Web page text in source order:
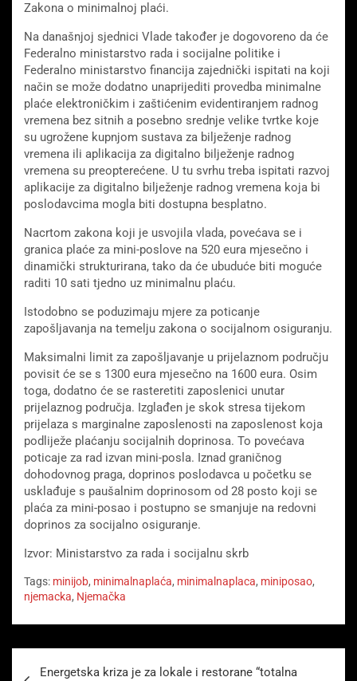
Zakona o minimalnoj plaći.
Na današnjoj sjednici Vlade također je dogovoreno da će
Federalno ministarstvo rada i socijalne politike i
Federalno ministarstvo financija zajednički ispitati na koji
način se može dodatno unaprijediti provedba minimalne
plaće elektroničkim i zaštićenim evidentiranjem radnog
vremena bez sitnih a posebno srednje velike tvrtke koje
su ugrožene kupnjom sustava za bilježenje radnog
vremena ili aplikacija za digitalno bilježenje radnog
vremena su preopterećene. U tu svrhu treba ispitati razvoj
aplikacije za digitalno bilježenje radnog vremena koja bi
poslodavcima mogla biti dostupna besplatno.
Nacrtom zakona koji je usvojila vlada, povećava se i
granica plaće za mini-poslove na 520 eura mjesečno i
dinamički strukturirana, tako da će ubuduće biti moguće
raditi 10 sati tjedno uz minimalnu plaću.
Istodobno se poduzimaju mjere za poticanje
zapošljavanja na temelju zakona o socijalnom osiguranju.
Maksimalni limit za zapošljavanje u prijelaznom području
povisit će se s 1300 eura mjesečno na 1600 eura. Osim
toga, dodatno će se rasteretiti zaposlenici unutar
prijelaznog područja. Izglađen je skok stresa tijekom
prijelaza s marginalne zaposlenosti na zaposlenost koja
podliježe plaćanju socijalnih doprinosa. To povećava
poticaje za rad izvan mini-posla. Iznad graničnog
dohodovnog praga, doprinos poslodavca u početku se
usklađuje s paušalnim doprinosom od 28 posto koji se
plaća za mini-posao i postupno se smanjuje na redovni
doprinos za socijalno osiguranje.
Izvor: Ministarstvo za rada i socijalnu skrb
Tags: minijob, minimalnaplaća, minimalnaplaca, miniposao,
njemacka, Njemačka
Energetska kriza je za lokale i restorane “totalna